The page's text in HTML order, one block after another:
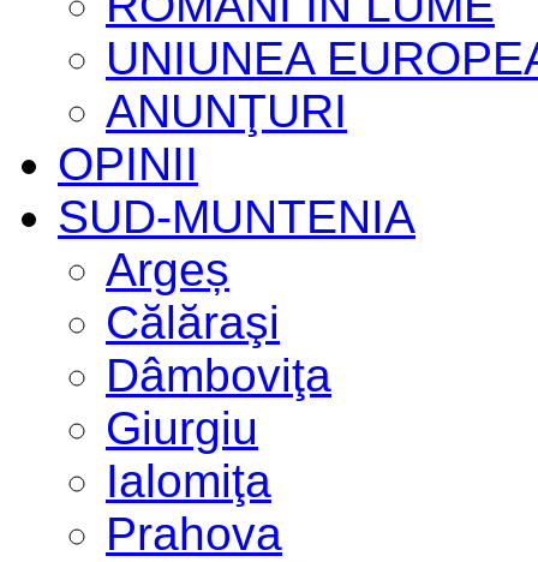
UNIUNEA
ANUNŢURI
OPINII
SUD-MUNTENIA
Argeș
Călăraşi
Dâmboviţa
Giurgiu
Ialomiţa
Prahova